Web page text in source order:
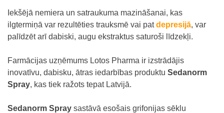
Iekšējā nemiera un satraukuma mazināšanai, kas
ilgtermiņā var rezultēties trauksmē vai patdepresijā, var
palīdzēt arī dabiski, augu ekstraktus saturoši līdzekļi.
Farmācijas uzņēmums Lotos Pharma ir izstrādājis
inovatīvu, dabisku, ātras iedarbības produktu Sedanorm
Spray, kas tiek ražots tepat Latvijā.
Sedanorm Spray sastāvā esošais grifonijas sēklu